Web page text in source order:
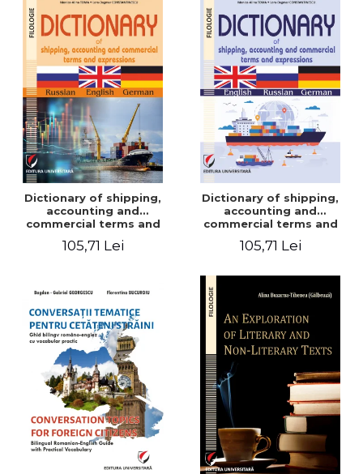
Dictionary of shipping,
accounting and
commercial terms and
English-German
105,71 Lei
Dictionary of shipping,
accounting and
commercial terms and
Russian – German
105,71 Lei